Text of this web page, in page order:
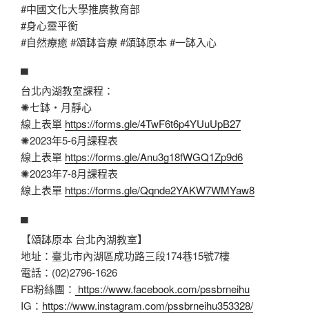
#中國文化大學推廣教育部
#身心靈平衡
#自然療癒#頌缽音療#頌缽原本#一缽入心
▀
台北內湖教室課程：
✺七缽・月靜心
線上表單 https://forms.gle/4TwF6t6p4YUuUpB27
✺2023年5-6月課程表
線上表單 https://forms.gle/Anu3g18fWGQ1Zp9d6
✺2023年7-8月課程表
線上表單 https://forms.gle/Qqnde2YAKW7WMYaw8
▀
【頌缽原本 台北內湖教室】
地址：臺北市內湖區成功路三段174巷15號7樓
電話：(02)2796-1626
FB粉絲團： https://www.facebook.com/pssbrneihu
IG： https://www.instagram.com/pssbrneihu353328/